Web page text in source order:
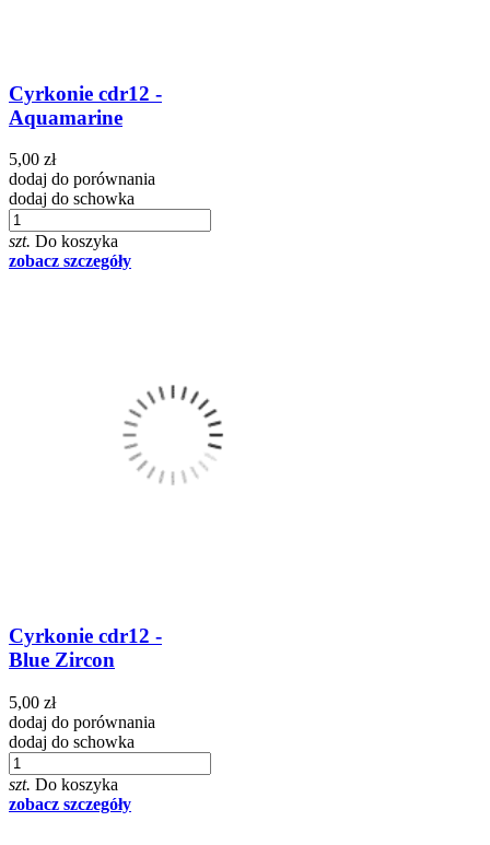
Cyrkonie cdr12 -
Aquamarine
5,00 zł
dodaj do porównania
dodaj do schowka
szt. Do koszyka
zobacz szczegóły
Cyrkonie cdr12 -
Blue Zircon
5,00 zł
dodaj do porównania
dodaj do schowka
szt. Do koszyka
zobacz szczegóły